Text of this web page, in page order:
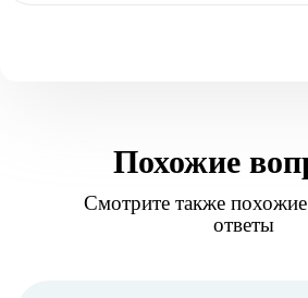
Похожие
Смотрите также
ответы